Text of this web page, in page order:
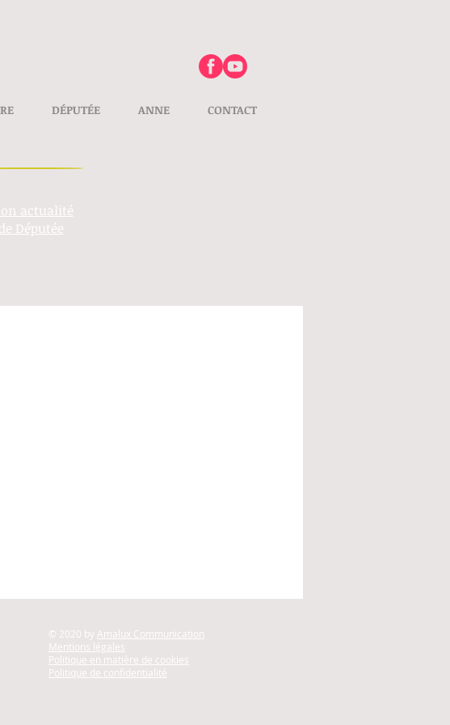
DÉPUTÉE ANNE CONTACT
actualité
de Députée
© 2020 by Amalux Communication
Mentions légales
Politique en matière de cookies
Politique de confidentialité